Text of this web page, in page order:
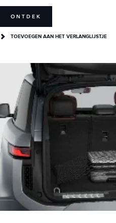
ONTDEK
TOEVOEGEN AAN HET VERLANGLIJSTJE